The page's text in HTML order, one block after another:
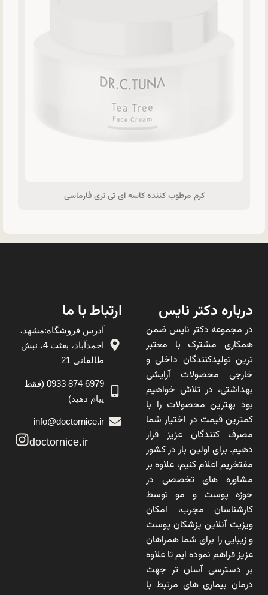
کرم مرطوب کننده کاسه ای تی تری فارماسی
درباره دکتر نایس
در مجموعه دکتر نایس ضمن
همکاری مشترک با معتبر
ترین تولیدکنندگان داخلی و
خارجی محصولات آرایشی
بهداشتی، در تلاش خواهیم
بود بهترین محصولات را با
کمترین قیمت در اختیار شما
مصرف کنندگان عزیز قرار
دهیم. برای اولین بار در کشور
مفتخریم اعلام کنیم، علاوه بر
مشاوره های تخصصی در
حوزه پوست و مو توسط
کارشناسان مجرب، امکان
ویزیت آنلاین پزشکان پوست
و زیبایی را برای شما همراهان
عزیز فراهم نموده ایم تا علاوه
بر دسترسی آسان تر جهت
درمان بیماری های مرتبط با
ارتباط با ما
آدرس فروشگاه:مشهد،
احمدآباد، بعثت 4، نبش
طالقانی 21
6979 874 0933 (فقط
پیام دهید)
info@doctornice.ir
doctornice.ir